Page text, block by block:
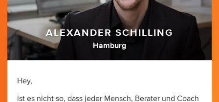
ALEXANDER SCHILLING
Hamburg
Hey,
ist es nicht so, dass jeder Mensch, Berater und Coach